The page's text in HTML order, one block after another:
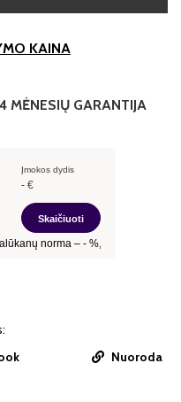
KAINA
MĖNESIŲ GARANTIJA
Nuoroda